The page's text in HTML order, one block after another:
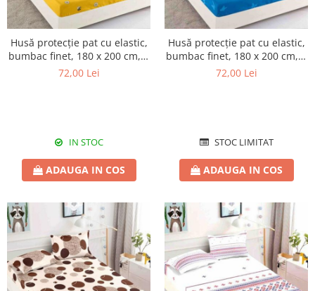
Husă protecție pat cu elastic,
bumbac finet, 180 x 200 cm, 3
piese, HPP12
72,00 Lei
IN STOC
ADAUGA IN COS
Husă protecție pat cu elastic,
bumbac finet, 180 x 200 cm, 3
piese, HPP13
72,00 Lei
STOC LIMITAT
ADAUGA IN COS